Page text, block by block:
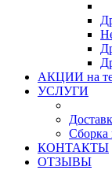
АКЦИИ на
УСЛУГИ
Сборка
КОНТАКТЫ
ОТЗЫВЫ